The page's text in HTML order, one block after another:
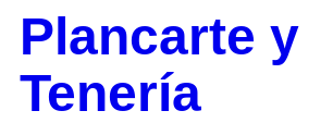
Plancarte y
Tenería